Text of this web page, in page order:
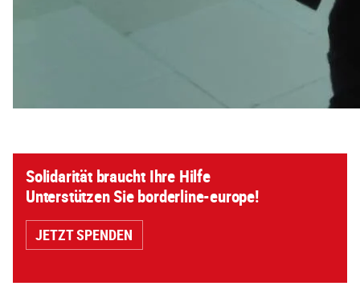
Solidarität braucht Ihre Hilfe
Unterstützen Sie borderline-europe!
JETZT SPENDEN